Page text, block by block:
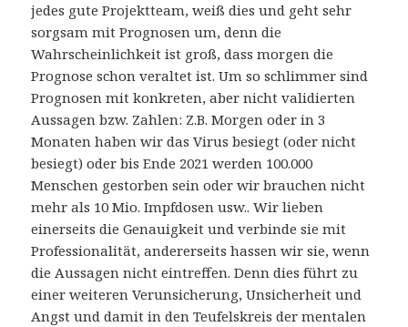
jedes gute Projektteam, weiß dies und geht sehr
sorgsam mit Prognosen um, denn die
Wahrscheinlichkeit ist groß, dass morgen die
Prognose schon veraltet ist. Um so schlimmer sind
Prognosen mit konkreten, aber nicht validierten
Aussagen bzw. Zahlen: Z.B. Morgen oder in 3
Monaten haben wir das Virus besiegt (oder nicht
besiegt) oder bis Ende 2021 werden 100.000
Menschen gestorben sein oder wir brauchen nicht
mehr als 10 Mio. Impfdosen usw.. Wir lieben
einerseits die Genauigkeit und verbinde sie mit
Professionalität, andererseits hassen wir sie, wenn
die Aussagen nicht eintreffen. Denn dies führt zu
einer weiteren Verunsicherung, Unsicherheit und
Angst und damit in den Teufelskreis der mentalen